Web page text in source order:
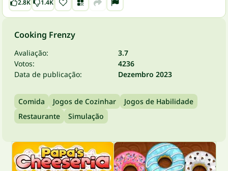
2.8K 1.4K
Cooking Frenzy
Avaliação:
3.7
Votos:
4236
Data de publicação:
Dezembro 2023
Comida Jogos de Cozinhar
Jogos de Habilidade
Restaurante
Simulação